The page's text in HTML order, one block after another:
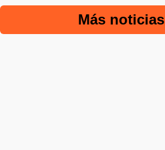
Más noticias